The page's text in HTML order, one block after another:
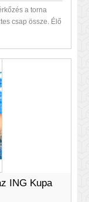
a torna
csap össze. Élő
ING Kupa